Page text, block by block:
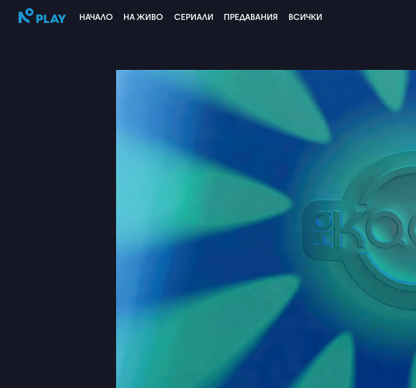
НАЧАЛО НА ЖИВО СЕРИАЛИ ПРЕДАВАНИЯ ВСИЧКИ